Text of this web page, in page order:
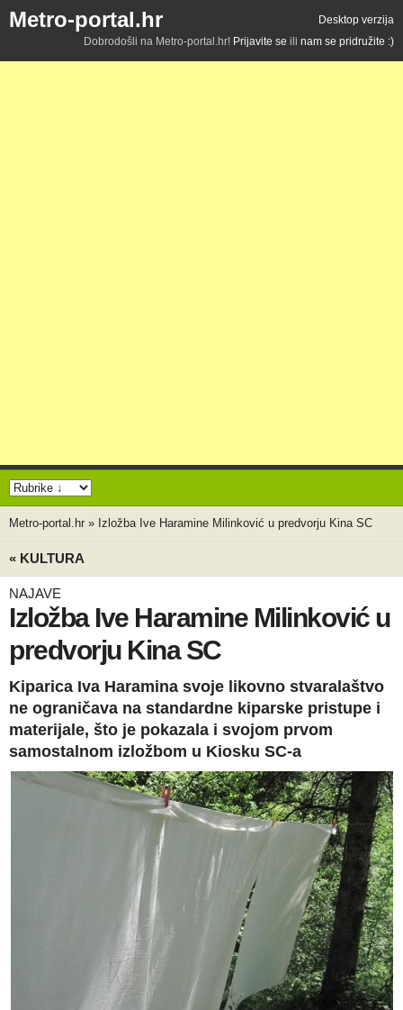
Metro-portal.hr
Desktop verzija
Dobrodošli na Metro-portal.hr! Prijavite se ili nam se pridružite :)
Metro-portal.hr » Izložba Ive Haramine Milinković u predvorju Kina SC
« KULTURA
NAJAVE
Izložba Ive Haramine Milinković u
predvorju Kina SC
Kiparica Iva Haramina svoje likovno stvaralaštvo
ne ograničava na standardne kiparske pristupe i
materijale, što je pokazala i svojom prvom
samostalnom izložbom u Kiosku SC-a